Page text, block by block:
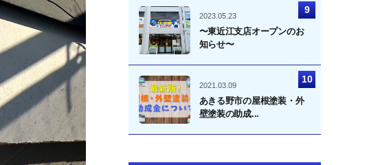
2023.05.23
〜東近江支店オープンのお
知らせ〜
2021.03.09
あきる野市の屋根塗装・外
壁塗装の助成...